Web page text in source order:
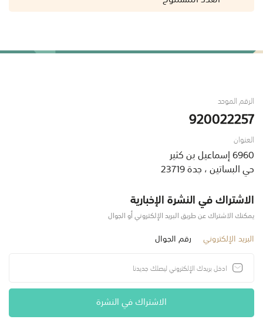
الرقم الموحد
920022257
العنوان
6960 إسماعيل بن كثير
حي البساتين ، جدة 23719
الاشتراك في النشرة الإخبارية
يمكنك الاشتراك عن طريق البريد الإلكتروني أو الجوال
البريد الإلكتروني رقم الجوال
الاشتراك في النشرة